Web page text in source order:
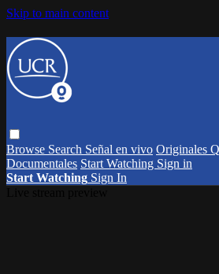
Skip to main content
Browse Search Señal en vivo Originales
Documentales Start Watching Sign in
Start Watching Sign In